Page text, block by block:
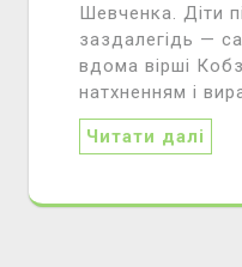
Шевченка. Діти
заздалегідь —
вдома вірші
натхненням і
Читати далі